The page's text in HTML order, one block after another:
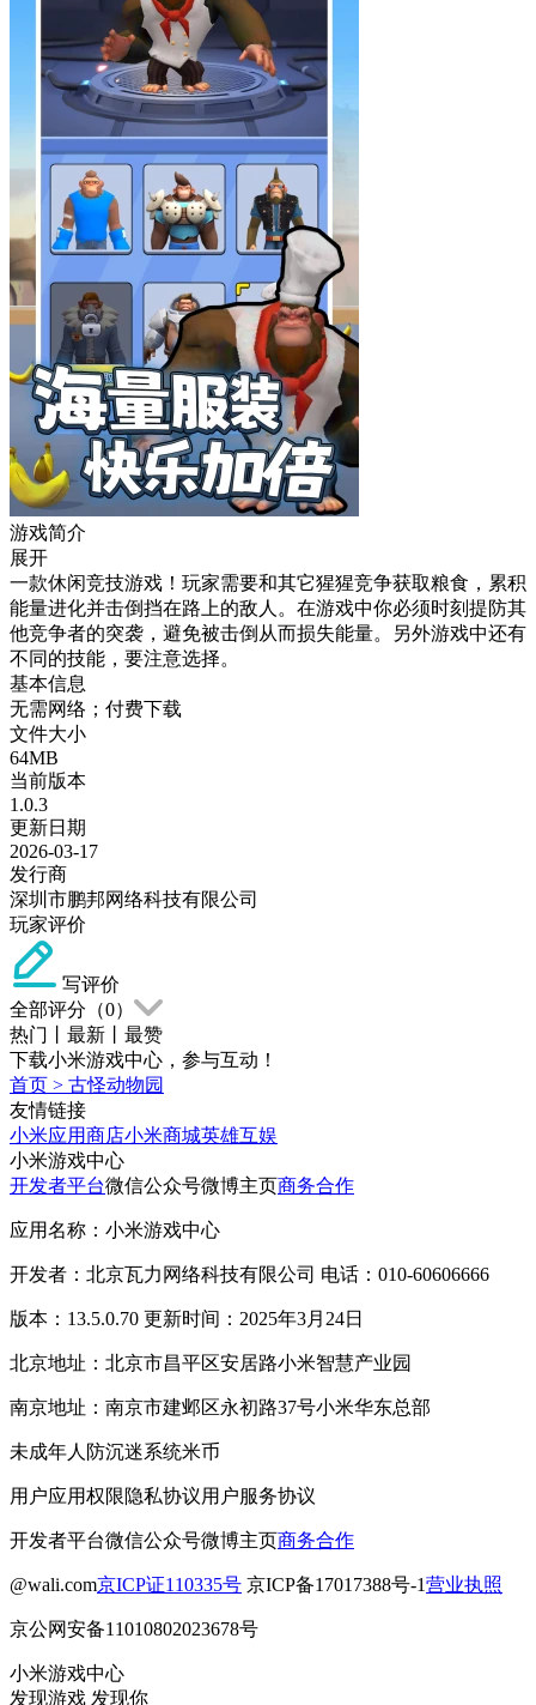
游戏简介
展开
一款休闲竞技游戏！玩家需要和其它猩猩竞争获取粮食，累积
能量进化并击倒挡在路上的敌人。在游戏中你必须时刻提防其
他竞争者的突袭，避免被击倒从而损失能量。另外游戏中还有
不同的技能，要注意选择。
基本信息
无需网络；付费下载
文件大小
64MB
当前版本
1.0.3
更新日期
2026-03-17
发行商
深圳市鹏邦网络科技有限公司
玩家评价
写评价
全部评分（0）
热门
最新
最赞
下载小米游戏中心，参与互动！
首页 > 古怪动物园
友情链接
小米应用商店小米商城英雄互娱
小米游戏中心
开发者平台微信公众号微博主页商务合作
应用名称：小米游戏中心
开发者：北京瓦力网络科技有限公司 电话：010-60606666
版本：13.5.0.70 更新时间：2025年3月24日
北京地址：北京市昌平区安居路小米智慧产业园
南京地址：南京市建邺区永初路37号小米华东总部
未成年人防沉迷系统米币
用户应用权限隐私协议用户服务协议
开发者平台微信公众号微博主页商务合作
@wali.com京ICP证110335号 京ICP备17017388号-1营业执照
京公网安备11010802023678号
小米游戏中心
发现游戏 发现你